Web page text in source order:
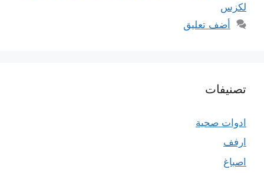
لكزس
أضف تعليق
تصنيفات
ادوات صحية
ارفف
اصباغ